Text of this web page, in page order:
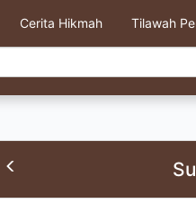
Cerita Hikmah Tilawah